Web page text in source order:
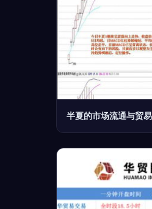
半夏的市场流通与贸